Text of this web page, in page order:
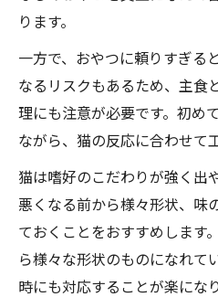
ります。
一方で、おやつに頼りすぎる
なるリスクもあるため、主食
理にも注意が必要です。初め
ながら、猫の反応に合わせて
猫は嗜好のこだわりが強く出
悪くなる前から様々形状、味
ておくことをおすすめします
ら様々な形状のものになれて
時にも対応することが楽になり